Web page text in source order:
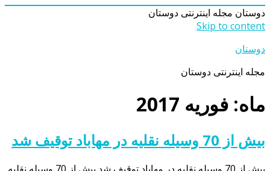
دوستان مجله اینترنتی دوستان
Skip to content
دوستان
مجله اینترنتی دوستان
ماه: فوریه 2017
بیش از 70 وسیله نقلیه در مهاباد توقیف شد